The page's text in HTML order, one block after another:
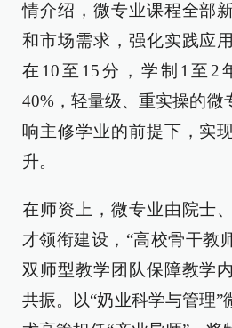
情介绍，微专业课程全部
和市场需求，强化实践应
在10至15分，学制1至2
40%，轻量级、重实操的微
响主修学业的前提下，实
升。
在师资上，微专业由院士
才领衔建设，“高校骨干教
双师型教学团队保障教学
共振。以“奶业科学与管理”